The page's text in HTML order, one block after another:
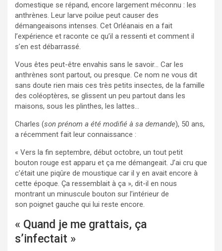
domestique se répand, encore largement méconnu : les
anthrènes. Leur larve poilue peut causer des
démangeaisons intenses. Cet Orléanais en a fait
l’expérience et raconte ce qu’il a ressenti et comment il
s’en est débarrassé.
Vous êtes peut-être envahis sans le savoir… Car les
anthrènes sont partout, ou presque. Ce nom ne vous dit
sans doute rien mais ces très petits insectes, de la famille
des coléoptères, se glissent un peu partout dans les
maisons, sous les plinthes, les lattes…
Charles (son prénom a été modifié à sa demande), 50 ans,
a récemment fait leur connaissance :
« Vers la fin septembre, début octobre, un tout petit
bouton rouge est apparu et ça me démangeait. J’ai cru que
c’était une piqûre de moustique car il y en avait encore à
cette époque. Ça ressemblait à ça », dit-il en nous
montrant un minuscule bouton sur l’intérieur de
son poignet gauche qui lui reste encore.
« Quand je me grattais, ça
s’infectait »